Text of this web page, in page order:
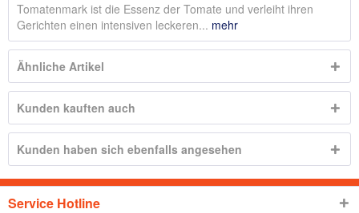
Tomatenmark ist die Essenz der Tomate und verleiht ihren
Gerichten einen intensiven leckeren... mehr
Ähnliche Artikel
Kunden kauften auch
Kunden haben sich ebenfalls angesehen
Service Hotline